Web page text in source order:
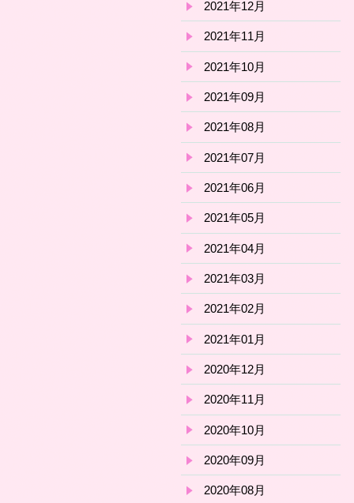
2021年12月
2021年11月
2021年10月
2021年09月
2021年08月
2021年07月
2021年06月
2021年05月
2021年04月
2021年03月
2021年02月
2021年01月
2020年12月
2020年11月
2020年10月
2020年09月
2020年08月